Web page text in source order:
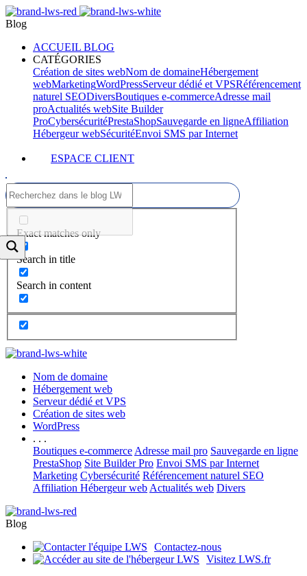
Blog
ACCUEIL BLOG
CATÉGORIES
Création de sites webNom de domaineHébergement
webMarketingWordPressServeur dédié et VPSRéférencement
naturel SEODiversBoutiques e-commerceAdresse mail
proActualités webSite Builder
ProCybersécuritéPrestaShopSauvegarde en ligneAffiliation
Hébergeur webSécuritéEnvoi SMS par Internet
ESPACE CLIENT
Exact matches only
Search in title
Search in content
Nom de domaine
Hébergement web
Serveur dédié et VPS
Création de sites web
WordPress
. . .
Boutiques e-commerce Adresse mail pro Sauvegarde en ligne
PrestaShop Site Builder Pro Envoi SMS par Internet
Marketing Cybersécurité Référencement naturel SEO
Affiliation Hébergeur web Actualités web Divers
Blog
Contactez-nous
Visitez LWS.fr